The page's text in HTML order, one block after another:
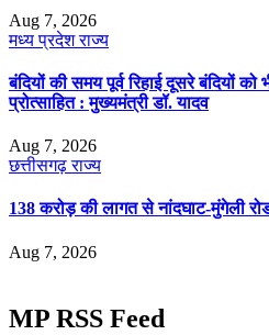
Aug 7, 2026
मध्य प्रदेशराज्य
बंदियों की समय पूर्व रिहाई दूसरे बंदियों
प्रोत्साहित : मुख्यमंत्री डॉ. यादव
Aug 7, 2026
छत्तीसगढ़राज्य
138 करोड़ की लागत से नांदघाट-मुंगेली
Aug 7, 2026
MP RSS Feed